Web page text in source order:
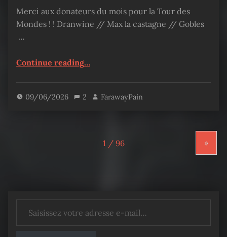
Merci aux donateurs du mois pour la Tour des
Mondes ! ! Dranwine // Max la castagne // Gobles
…
Continue reading“Tour des Mondes – Chapitre 420”
…
09/06/2026 2 FarawayPain
»